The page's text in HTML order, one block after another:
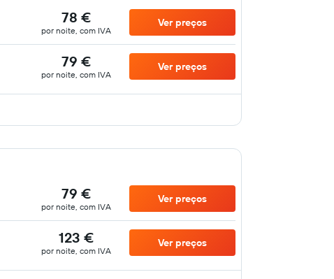
78 €
por noite, com IVA
Ver preços
79 €
por noite, com IVA
Ver preços
79 €
por noite, com IVA
Ver preços
123 €
por noite, com IVA
Ver preços